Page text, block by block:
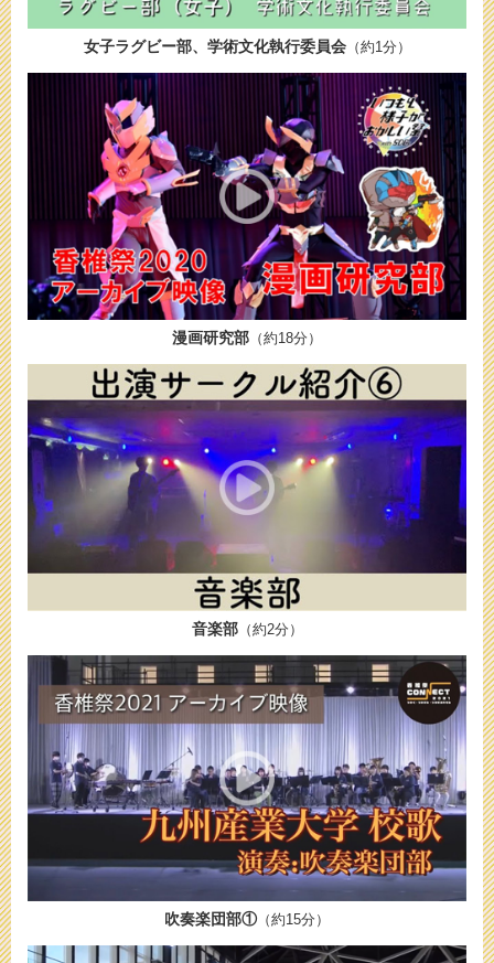
女子ラグビー部、学術文化執行委員会（約1分）
漫画研究部 （約18分）
音楽部（約2分）
吹奏楽団部①（約15分）